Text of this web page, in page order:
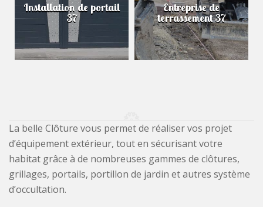
Installation de portail
37
Entreprise de
terrassement 37
La belle Clôture vous permet de réaliser vos projet
d’équipement extérieur, tout en sécurisant votre
habitat grâce à de nombreuses gammes de clôtures,
grillages, portails, portillon de jardin et autres système
d’occultation.